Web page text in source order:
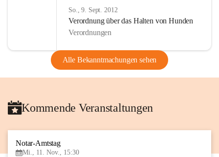
So., 9. Sept. 2012
Verordnung über das Halten von Hunden
Verordnungen
Alle Bekanntmachungen sehen
Kommende Veranstaltungen
Notar-Amtstag
Mi., 11. Nov., 15:30